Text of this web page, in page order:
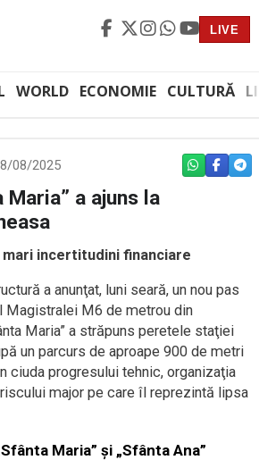
LIVE
WORLD ECONOMIE CULTURĂ
08/2025 WHATSAPP
a ajuns la
incertitudini financiare
a anunţat, luni seară, un nou pas
Magistralei M6 de metrou din
Maria” a străpuns peretele staţiei
un parcurs de aproape 900 de metri
ciuda progresului tehnic, organizaţia
major pe care îl reprezintă lipsa
Maria” şi „Sfânta Ana”